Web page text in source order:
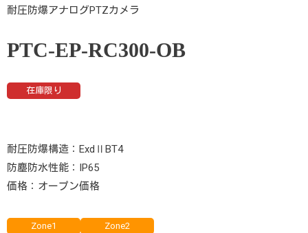
耐圧防爆アナログPTZカメラ
PTC-EP-RC300-OB
在庫限り
耐圧防爆構造：ExdⅡBT4
防塵防水性能：IP65
価格：オープン価格
Zone1 Zone2